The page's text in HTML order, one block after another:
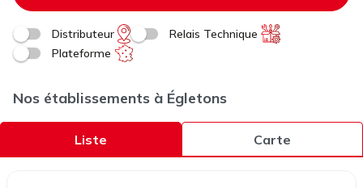
Distributeur
Relais Technique
Plateforme
Nos établissements à Égletons
Liste Carte